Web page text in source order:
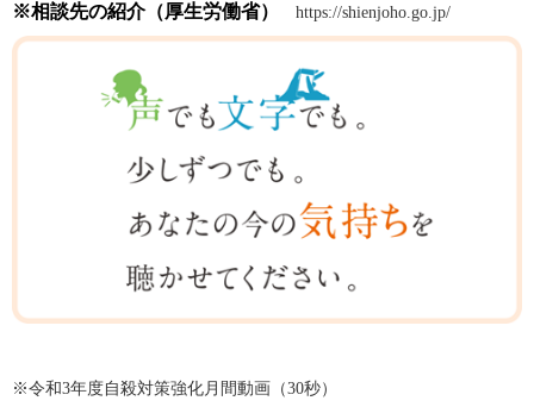
※相談先の紹介（厚生労働省） https://shienjoho.go.jp/
※令和3年度自殺対策強化月間動画（30秒）